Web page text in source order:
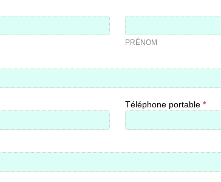
PRÉNOM
PRÉNOM
Téléphone portable *